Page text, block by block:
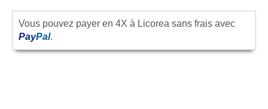
Vous pouvez payer en 4X à Licorea sans frais avec
PayPal.